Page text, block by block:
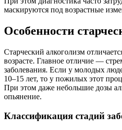
маскируются под возрастные
Особенности
Старческий алкоголизм
возрасте. Главное отличие —
заболевания. Если у молодых
10–15 лет, то у пожилых этот
При этом даже небольшие дозы
опьянение.
Классификация стадий